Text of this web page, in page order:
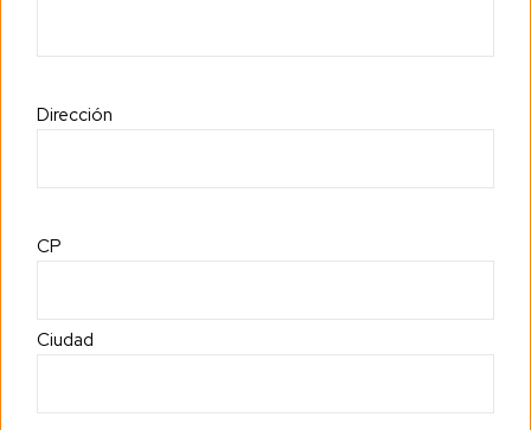
Dirección
CP
Ciudad